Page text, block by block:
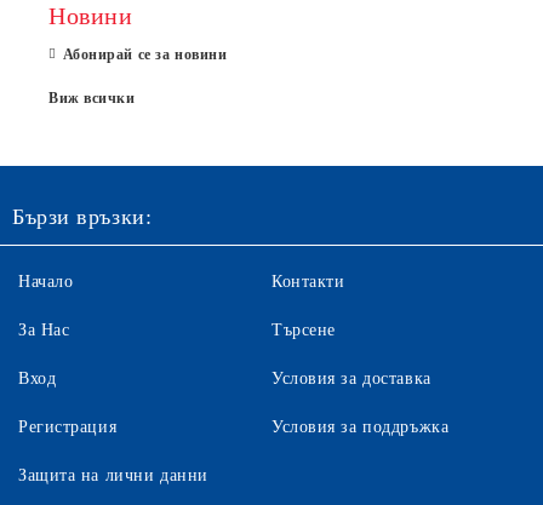
Новини
Абонирай се за новини
Виж всички
Бързи връзки:
Начало
За Нас
Вход
Регистрация
Контакти
Търсене
Условия за доставка
Условия за поддръжка
Защита на лични данни